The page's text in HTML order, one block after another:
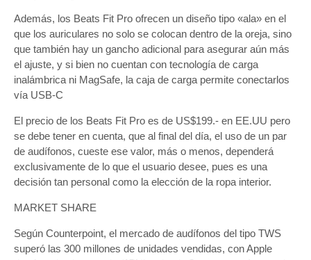
Además, los Beats Fit Pro ofrecen un diseño tipo «ala» en el
que los auriculares no solo se colocan dentro de la oreja, sino
que también hay un gancho adicional para asegurar aún más
el ajuste, y si bien no cuentan con tecnología de carga
inalámbrica ni MagSafe, la caja de carga permite conectarlos
vía USB-C
El precio de los Beats Fit Pro es de US$199.- en EE.UU pero
se debe tener en cuenta, que al final del día, el uso de un par
de audífonos, cueste ese valor, más o menos, dependerá
exclusivamente de lo que el usuario desee, pues es una
decisión tan personal como la elección de la ropa interior.
MARKET SHARE
Según Counterpoint, el mercado de audífonos del tipo TWS
superó las 300 millones de unidades vendidas, con Apple